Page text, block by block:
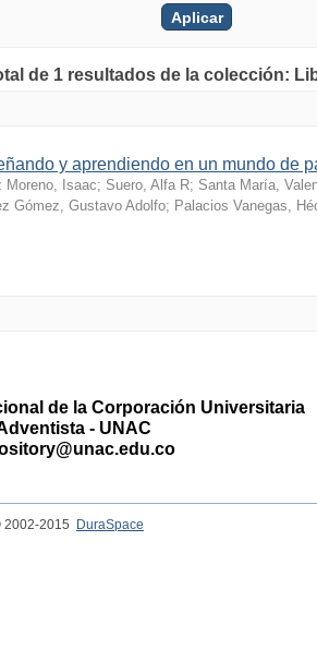
de 1 resultados de la colección:
y aprendiendo en un mundo de
Moreno, Isaac; Suero, Alfa R; Santa María,
Gómez, Gustavo Adolfo; Palacios Vanegas,
de la Corporación Universitaria
- UNAC
2002-2015
DuraSpace